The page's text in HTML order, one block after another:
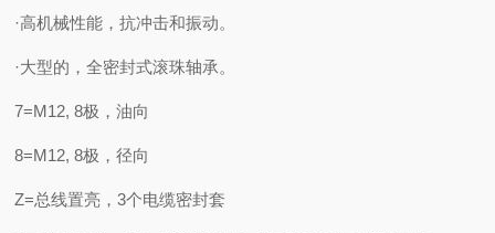
·高机械性能，抗冲击和振动。
·大型的，全密封式滚珠轴承。
7=M12, 8极，油向
8=M12, 8极，径向
Z=总线置亮，3个电缆密封套